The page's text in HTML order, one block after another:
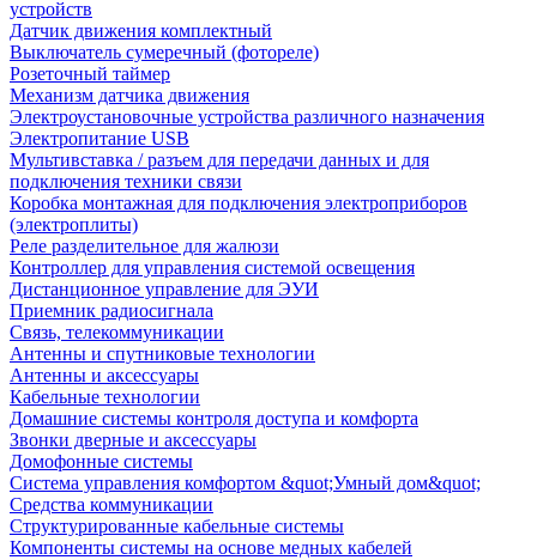
устройств
Датчик движения комплектный
Выключатель сумеречный (фотореле)
Розеточный таймер
Механизм датчика движения
Электроустановочные устройства различного назначения
Электропитание USB
Мультивставка / разъем для передачи данных и для
подключения техники связи
Коробка монтажная для подключения электроприборов
(электроплиты)
Реле разделительное для жалюзи
Контроллер для управления системой освещения
Дистанционное управление для ЭУИ
Приемник радиосигнала
Связь, телекоммуникации
Антенны и спутниковые технологии
Антенны и аксессуары
Кабельные технологии
Домашние системы контроля доступа и комфорта
Звонки дверные и аксессуары
Домофонные системы
Система управления комфортом &quot;Умный дом&quot;
Средства коммуникации
Структурированные кабельные системы
Компоненты системы на основе медных кабелей